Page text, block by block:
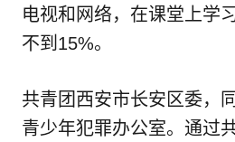
电视和网络，在课堂上学
不到15%。
共青团西安市长安区委，
青少年犯罪办公室。通过